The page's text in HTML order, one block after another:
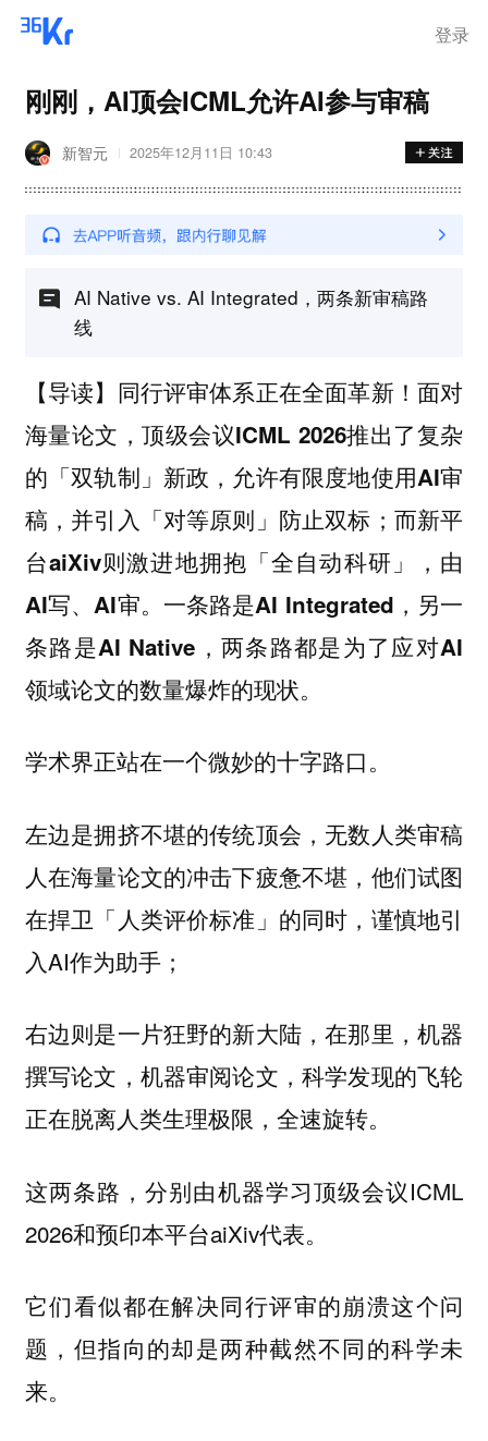
登录
刚刚，AI顶会ICML允许AI参与审稿
新智元 2025年12月11日 10:43
AI Native vs. AI Integrated，两条新审稿路
线
【导读】同行评审体系正在全面革新！面对
海量论文，顶级会议ICML 2026推出了复杂
的「双轨制」新政，允许有限度地使用AI审
稿，并引入「对等原则」防止双标；而新平
台aiXiv则激进地拥抱「全自动科研」，由
AI写、AI审。一条路是AI Integrated，另一
条路是AI Native，两条路都是为了应对AI
领域论文的数量爆炸的现状。
学术界正站在一个微妙的十字路口。
左边是拥挤不堪的传统顶会，无数人类审稿
人在海量论文的冲击下疲惫不堪，他们试图
在捍卫「人类评价标准」的同时，谨慎地引
入AI作为助手；
右边则是一片狂野的新大陆，在那里，机器
撰写论文，机器审阅论文，科学发现的飞轮
正在脱离人类生理极限，全速旋转。
这两条路，分别由机器学习顶级会议ICML
2026和预印本平台aiXiv代表。
它们看似都在解决同行评审的崩溃这个问
题，但指向的却是两种截然不同的科学未
来。